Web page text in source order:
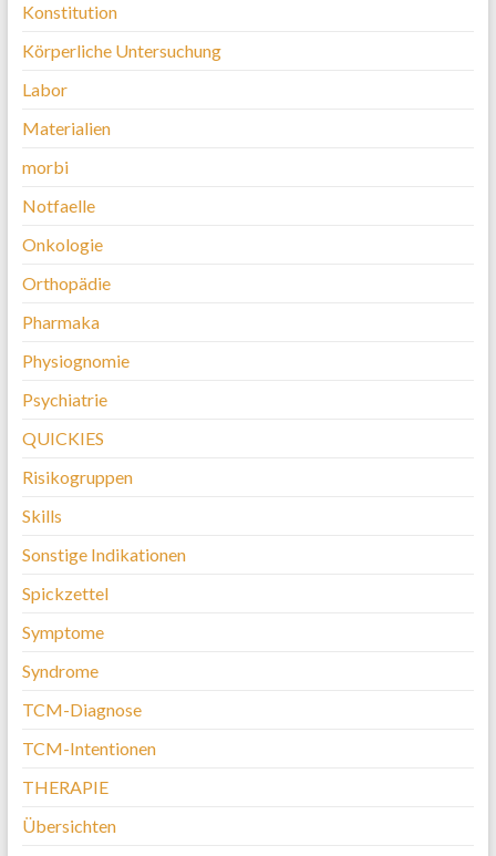
Konstitution
Körperliche Untersuchung
Labor
Materialien
morbi
Notfaelle
Onkologie
Orthopädie
Pharmaka
Physiognomie
Psychiatrie
QUICKIES
Risikogruppen
Skills
Sonstige Indikationen
Spickzettel
Symptome
Syndrome
TCM-Diagnose
TCM-Intentionen
THERAPIE
Übersichten